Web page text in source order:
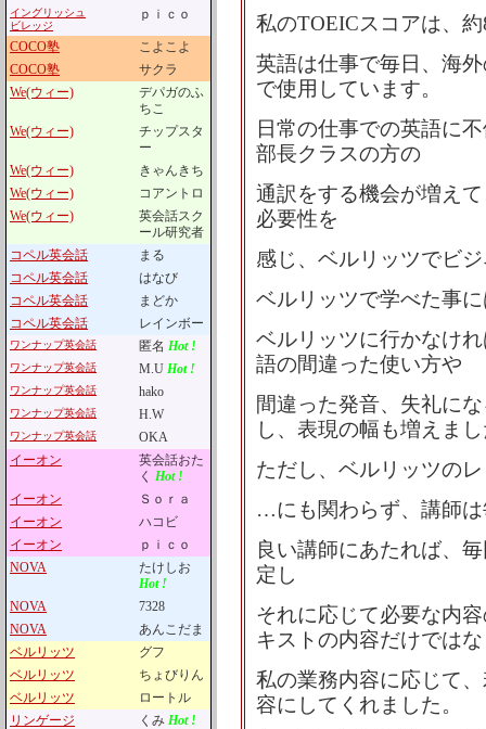
イングリッシュ
ビレッジ
ｐｉｃｏ
COCO塾
こよこよ
COCO塾
サクラ
We(ウィー)
デパガのふ
ちこ
We(ウィー)
チップスタ
ー
We(ウィー)
きゃんきち
We(ウィー)
コアントロ
We(ウィー)
英会話スク
ール研究者
コペル英会話
まる
コペル英会話
はなび
コペル英会話
まどか
コペル英会話
レインボー
ワンナップ英会話 匿名 Hot !
ワンナップ英会話 M.U Hot !
ワンナップ英会話 hako
ワンナップ英会話 H.W
ワンナップ英会話
OKA
イーオン
英会話おた
く Hot !
イーオン
Ｓｏｒａ
イーオン
ハコビ
イーオン
ｐｉｃｏ
NOVA
たけしお
Hot !
NOVA
7328
NOVA
あんこだま
ベルリッツ
グフ
ベルリッツ
ちょびりん
ベルリッツ
ロートル
リンゲージ
くみ Hot !
私のTOEICスコアは、
英語は仕事で毎日、海
で使用しています。
日常の仕事での英語に
部長クラスの方の
通訳をする機会が増え
必要性を
感じ、ベルリッツでビ
ベルリッツで学べた事
ベルリッツに行かなけ
語の間違った使い方や
間違った発音、失礼に
し、表現の幅も増えま
ただし、ベルリッツの
…にも関わらず、講師
良い講師にあたれば、
定し
それに応じて必要な内
キストの内容だけでは
私の業務内容に応じて
容にしてくれました。